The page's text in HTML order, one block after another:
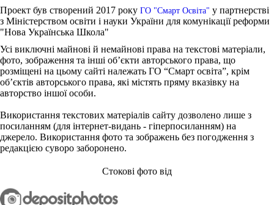
Проект був створений 2017 року ГО "Смарт Освіта" у партнерстві
з Міністерством освіти і науки України для комунікації реформи
"Нова Українська Школа"
Усі виключні майнові й немайнові права на текстові матеріали,
фото, зображення та інші об’єкти авторського права, що
розміщені на цьому сайті належать ГО “Смарт освіта”, крім
об’єктів авторського права, які містять пряму вказівку на
авторство іншої особи.
Використання текстових матеріалів сайту дозволено лише з
посиланням (для інтернет-видань - гіперпосиланням) на
джерело. Використання фото та зображень без погодження з
редакцією суворо заборонено.
Стокові фото від